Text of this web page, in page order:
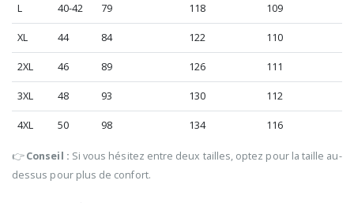
L 40-42 79 118 109
XL 44 84 122 110
2XL 46 89 126 111
3XL 48 93 130 112
4XL 50 98 134 116
👉 Conseil : Si vous hésitez entre deux tailles, optez pour la taille au-
dessus pour plus de confort.